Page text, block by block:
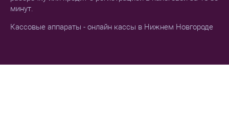
минут.
Кассовые аппараты - онлайн кассы в Нижнем Новгороде